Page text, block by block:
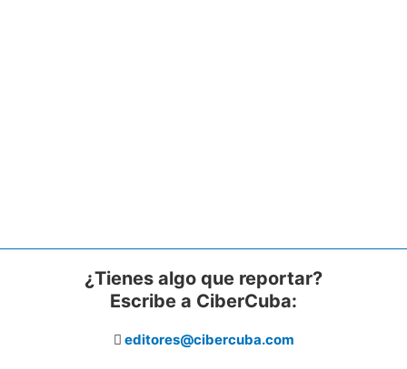
¿Tienes algo que reportar?
Escribe a CiberCuba:
editores@cibercuba.com